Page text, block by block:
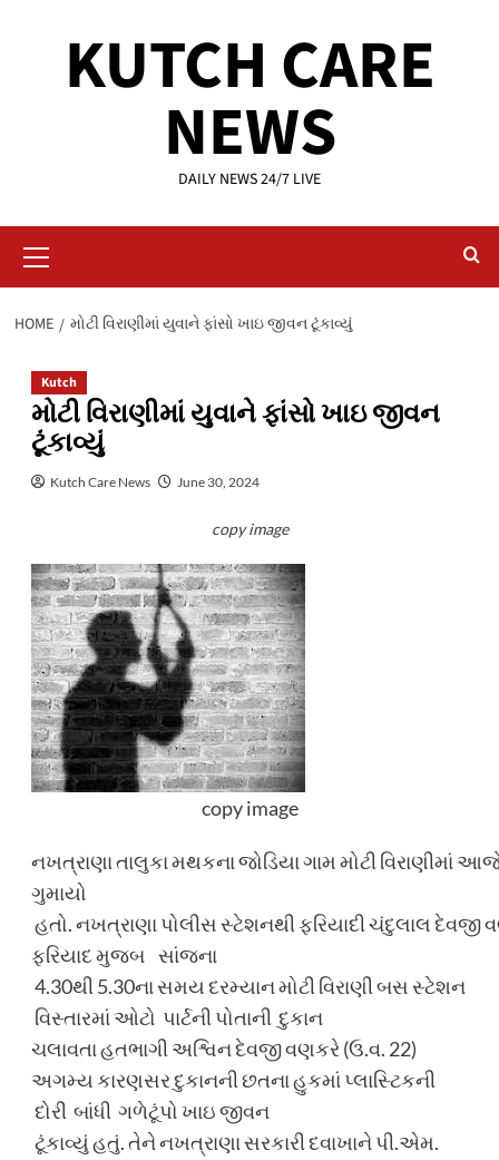
KUTCH CARE
NEWS
DAILY NEWS 24/7 LIVE
Menu
HOME મોટી વિરાણીમાં યુવાને ફાંસો ખાઇ જીવન ટૂંકાવ્યું
Kutch
મોટી વિરાણીમાં યુવાને ફાંસો ખાઇ જીવન
ટૂંકાવ્યું
Kutch Care News June 30, 2024
copy image
copy image
નખત્રાણા તાલુકા મથકના જોડિયા ગામ મોટી વિરાણીમાં
ગુમાયો
હતો. નખત્રાણા પોલીસ સ્ટેશનથી ફરિયાદી ચંદુલાલ દેવજી
ફરિયાદ મુજબ સાંજના
4.30થી 5.30ના સમય દરમ્યાન મોટી વિરાણી બસ સ્ટેશન
વિસ્તારમાં ઓટો પાર્ટની પોતાની દુકાન
ચલાવતા હતભાગી અશ્વિન દેવજી વણકરે (ઉ.વ. 22)
અગમ્ય કારણસર દુકાનની છતના હુકમાં પ્લાસ્ટિકની
દોરી બાંધી ગળેટૂંપો ખાઇ જીવન
ટૂંકાવ્યું હતું. તેને નખત્રાણા સરકારી દવાખાને પી.એમ.